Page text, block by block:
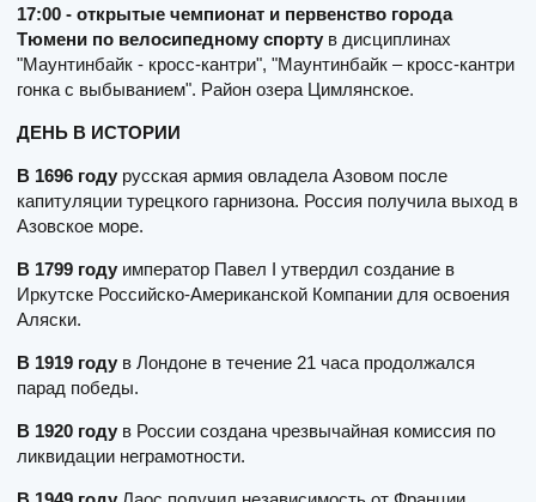
17:00 - открытые чемпионат и первенство города
Тюмени по велосипедному спорту в дисциплинах
"Маунтинбайк - кросс-кантри", "Маунтинбайк – кросс-кантри
гонка с выбыванием". Район озера Цимлянское.
ДЕНЬ В ИСТОРИИ
В 1696 году русская армия овладела Азовом после
капитуляции турецкого гарнизона. Россия получила выход в
Азовское море.
В 1799 году император Павел I утвердил создание в
Иркутске Российско-Американской Компании для освоения
Аляски.
В 1919 году в Лондоне в течение 21 часа продолжался
парад победы.
В 1920 году в России создана чрезвычайная комиссия по
ликвидации неграмотности.